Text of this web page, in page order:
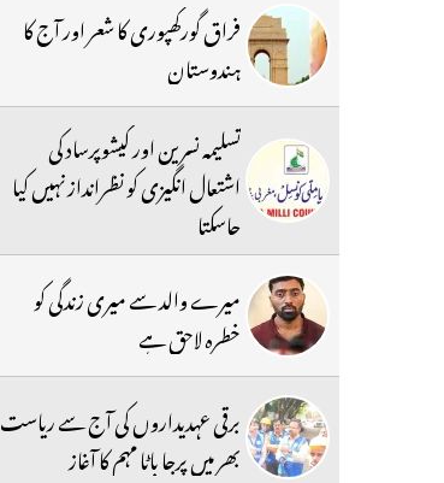
فراق گورکھپوری کا شعر اور آج کا
ہندوستان
تسلیمہ نسرین اور کیشوپرساد کی
اشتعال انگیزی کو نظرانداز نہیں کیا
جاسکتا
میرے والد سے میری زندگی کو
خطرہ لاحق ہے
برقی عہدیداروں کی آج سے ریاست
بھر میں پرجا باٹا مہم کا آغاز